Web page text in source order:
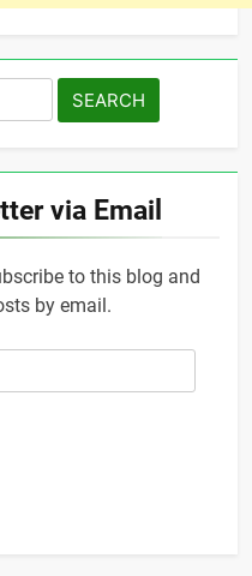
via Email
to this blog and
by email.